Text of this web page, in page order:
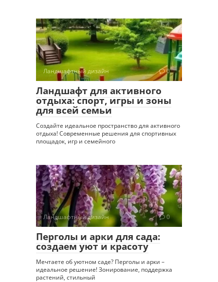
Ландшафтный дизайн 0
Ландшафт для активного
отдыха: спорт, игры и зоны
для всей семьи
Создайте идеальное пространство для активного
отдыха! Современные решения для спортивных
площадок, игр и семейного
Ландшафтный дизайн 0
Перголы и арки для сада:
создаем уют и красоту
Мечтаете об уютном саде? Перголы и арки –
идеальное решение! Зонирование, поддержка
растений, стильный